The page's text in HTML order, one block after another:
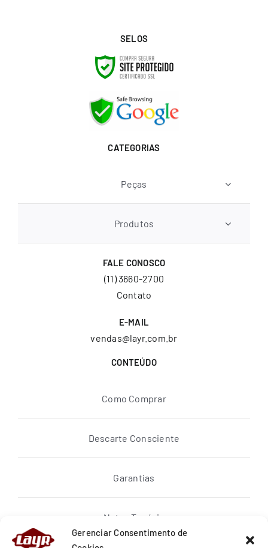
Gerenciar Consentimento de
SELOS
CATEGORIAS
Peças
Produtos
FALE CONOSCO
(11) 3660-2700
Contato
E-MAIL
vendas@layr.com.br
CONTEÚDO
Como Comprar
Descarte Consciente
Garantias
Notas Topázio